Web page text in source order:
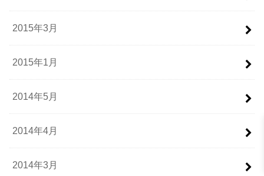
2015年3月
2015年1月
2014年5月
2014年4月
2014年3月